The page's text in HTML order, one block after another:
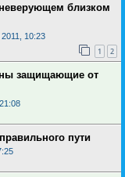
близком
10:23
1 2
защищающие от
пути